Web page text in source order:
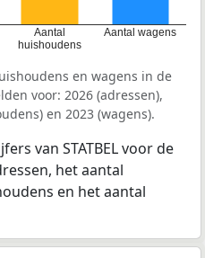
Aantal
huishoudens
Aantal wagens
en wagens in de
voor: 2026 (adressen),
en 2023 (wagens).
van STATBEL voor de
het aantal
en het aantal